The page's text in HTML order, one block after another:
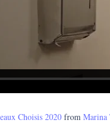
Choisis 2020 fromMarina